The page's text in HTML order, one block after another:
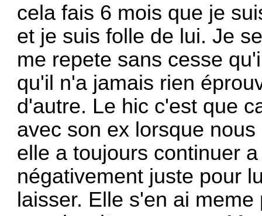
cela fais 6 mois que je
et je suis folle de lui. Je
me repete sans cesse
qu'il n'a jamais rien
d'autre. Le hic c'est que
avec son ex lorsque
elle a toujours continuer
négativement juste pour
laisser. Elle s'en ai